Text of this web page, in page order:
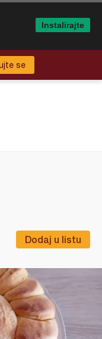
se
Dodaj u listu
Instalirajte